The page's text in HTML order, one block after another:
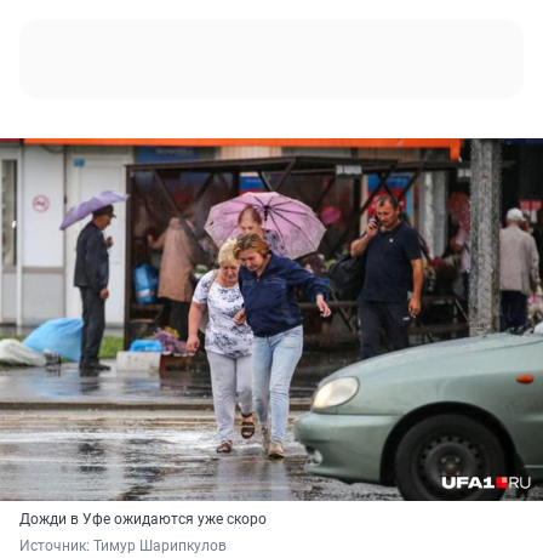
Дожди в Уфе ожидаются уже скоро
Источник: Тимур Шарипкулов